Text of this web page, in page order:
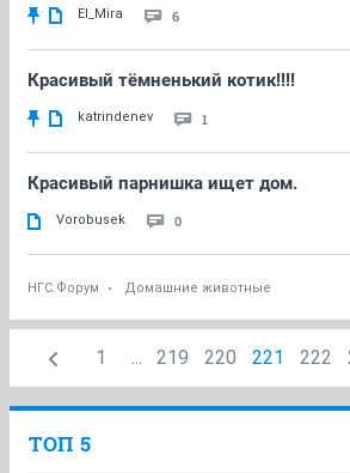
El_Mira 6
Красивый тёмненький котик!!!!
katrindenev 1
Красивый парнишка ищет дом.
Vorobusek 0
НГС.Форум Домашние животные
1 ... 219 220 221 222
ТОП 5